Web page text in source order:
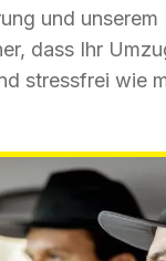
und
dass Ihr
stressfrei wie